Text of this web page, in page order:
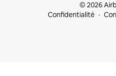
© 2026
Confidentialité